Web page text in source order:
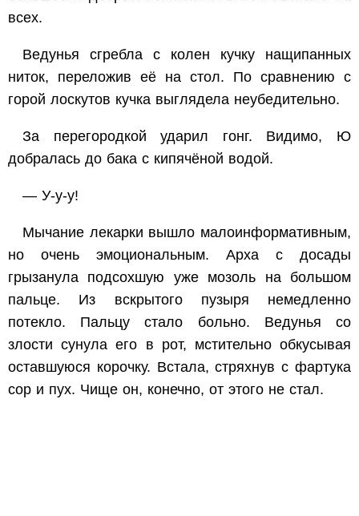
всех.
Ведунья сгребла с колен кучку нащипанных
ниток, переложив её на стол. По сравнению с
горой лоскутов кучка выглядела неубедительно.
За перегородкой ударил гонг. Видимо, Ю
добралась до бака с кипячёной водой.
— У-у-у!
Мычание лекарки вышло малоинформативным,
но очень эмоциональным. Арха с досады
грызанула подсохшую уже мозоль на большом
пальце. Из вскрытого пузыря немедленно
потекло. Пальцу стало больно. Ведунья со
злости сунула его в рот, мстительно обкусывая
оставшуюся корочку. Встала, стряхнув с фартука
сор и пух. Чище он, конечно, от этого не стал.